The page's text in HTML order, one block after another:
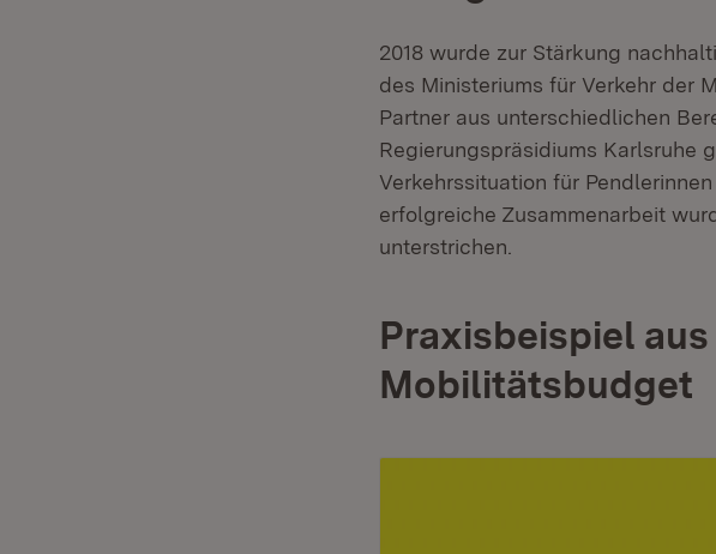
2018 wurde zur Stärkung
des Ministeriums für Verkehr der
Partner aus unterschiedlichen
Regierungspräsidiums Karlsruhe
Verkehrssituation für
erfolgreiche Zusammenarbeit
unterstrichen.
Praxisbeispiel aus
Mobilitätsbudget